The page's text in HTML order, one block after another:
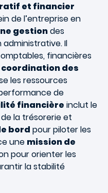
et financier
de l’entreprise en
gestiondes
administrative. Il
financières
coordination des
les ressources
de
financière inclut le
la trésorerie et
bord pour piloter les
une mission de
pour orienter les
la stabilité